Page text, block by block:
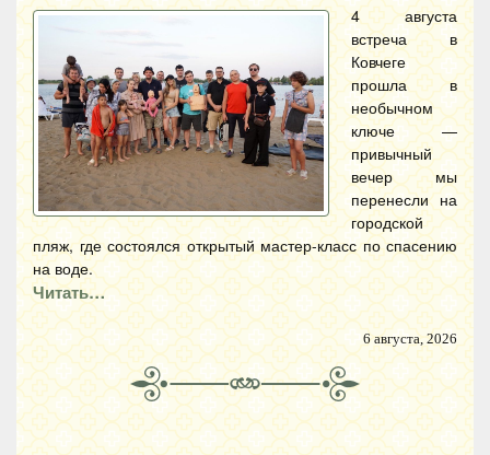
4 августа
встреча в
Ковчеге
прошла в
необычном
ключе —
привычный
вечер мы
перенесли на
городской
пляж, где состоялся открытый мастер-класс по спасению
на воде.
Читать…
6 августа, 2026